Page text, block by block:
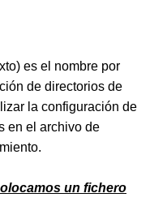
es el nombre por
de directorios de
la configuración de
en el archivo de
un fichero